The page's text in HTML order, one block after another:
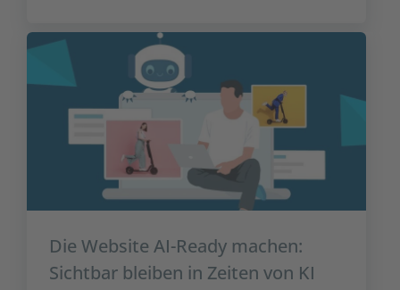
Die Website AI-Ready machen:
Sichtbar bleiben in Zeiten von KI